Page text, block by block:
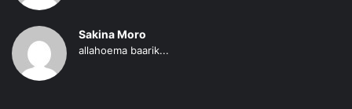
Sakina Moro
allahoema baarik...